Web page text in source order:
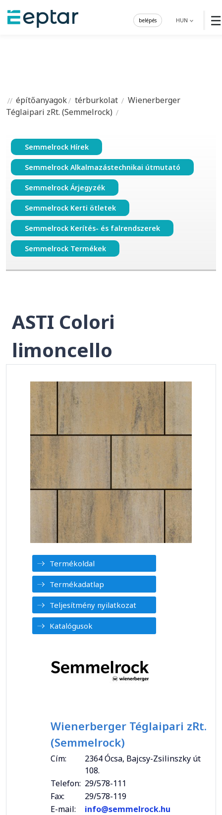
☰
HUN
belépés
építőanyagok térburkolat
Wienerberger
Téglaipari zRt. (Semmelrock)
Semmelrock Hírek
Semmelrock Alkalmazástechnikai útmutató
Semmelrock Árjegyzék
Semmelrock Kerti ötletek
Semmelrock Kerítés- és falrendszerek
Semmelrock Termékek
ASTI Colori
limoncello
Termékoldal
Termékadatlap
Teljesítmény nyilatkozat
Katalógusok
Wienerberger Téglaipari zRt.
(Semmelrock)
Cím:
2364 Ócsa, Bajcsy-Zsilinszky út
108.
Telefon: 29/578-111
Fax:
29/578-119
E-mail:
info@semmelrock.hu